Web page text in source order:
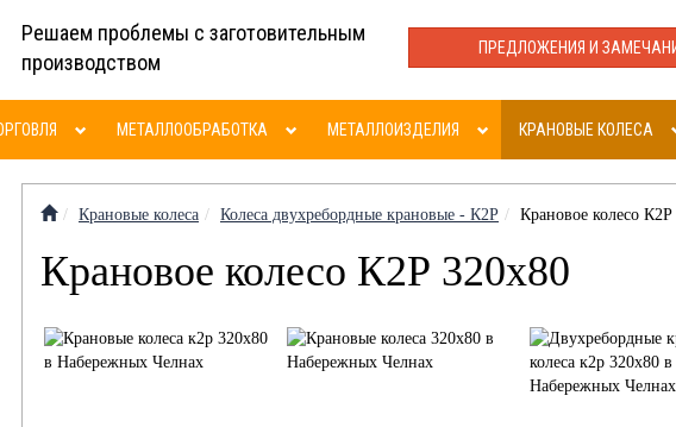
Решаем проблемы с заготовительным
производством
ПРЕДЛОЖЕНИЯ И
МЕТАЛЛООБРАБОТКА МЕТАЛЛОИЗДЕЛИЯ КРАНОВЫЕ КОЛЕСА
Крановые колеса Колеса двухребордные крановые - К2Р Крановое колесо К2Р
Крановое колесо К2Р 320х80